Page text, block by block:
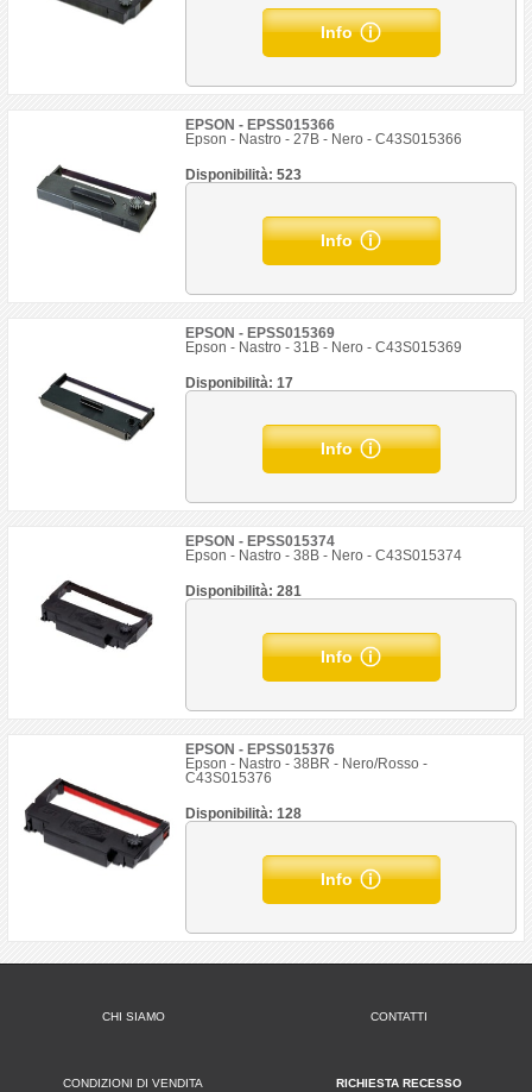
Info
EPSON - EPSS015366
Epson - Nastro - 27B - Nero - C43S015366
Disponibilità: 523
Info
EPSON - EPSS015369
Epson - Nastro - 31B - Nero - C43S015369
Disponibilità: 17
Info
EPSON - EPSS015374
Epson - Nastro - 38B - Nero - C43S015374
Disponibilità: 281
Info
EPSON - EPSS015376
Epson - Nastro - 38BR - Nero/Rosso -
C43S015376
Disponibilità: 128
Info
CHI SIAMO CONTATTI
CONDIZIONI DI VENDITA RICHIESTA RECESSO